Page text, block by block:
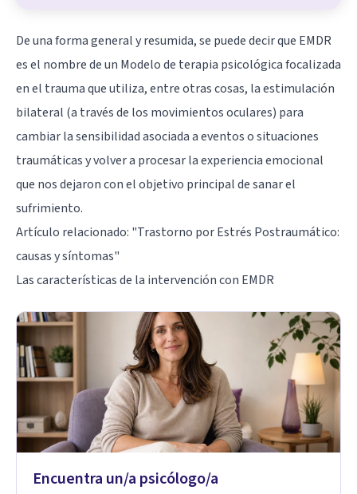
De una forma general y resumida, se puede decir que EMDR
es el nombre de un Modelo de terapia psicológica focalizada
en el traumaque utiliza, entre otras cosas, la estimulación
bilateral (a través de los movimientos oculares) para
cambiar la sensibilidad asociada a eventos o situaciones
traumáticas y volver a procesar la experienciaemocional
que nos dejaron con el objetivo principal de sanar el
sufrimiento.
Artículo relacionado: "Trastorno por Estrés Postraumático:
causas y síntomas"
Las características de la intervención con EMDR
Encuentra un/a psicólogo/a